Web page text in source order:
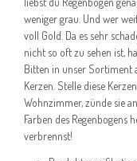
weniger grau. Und wer
voll Gold. Da es sehr
nicht so oft zu sehen ist,
Bitten in unser Sortiment
Kerzen. Stelle diese
Wohnzimmer, zünde sie
Farben des
verbrennst!